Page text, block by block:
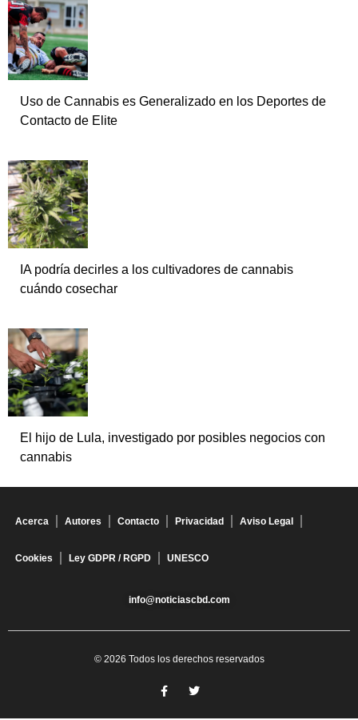
Uso de Cannabis es Generalizado en los Deportes de
Contacto de Elite
IA podría decirles a los cultivadores de cannabis
cuándo cosechar
El hijo de Lula, investigado por posibles negocios con
cannabis
Acerca Autores Contacto Privacidad Aviso Legal
Cookies Ley GDPR / RGPD UNESCO
info@noticiascbd.com
© 2026 Todos los derechos reservados